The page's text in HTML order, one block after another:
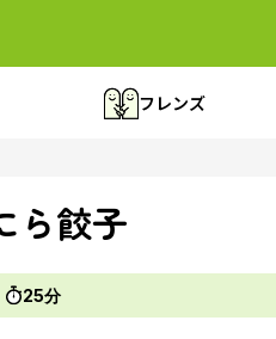
フレンズ
ら餃子
25分